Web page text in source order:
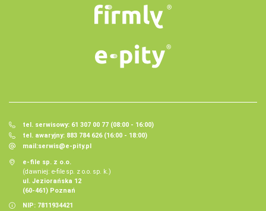
tel. serwisowy: 61 307 00 77 (08:00 - 16:00)
tel. awaryjny: 883 784 626 (16:00 - 18:00)
mail:serwis@e-pity.pl
e-file sp. z o.o.
(dawniej: e-file sp. z o.o. sp. k.)
ul. Jeziorańska 12
(60-461) Poznań
NIP: 7811934421